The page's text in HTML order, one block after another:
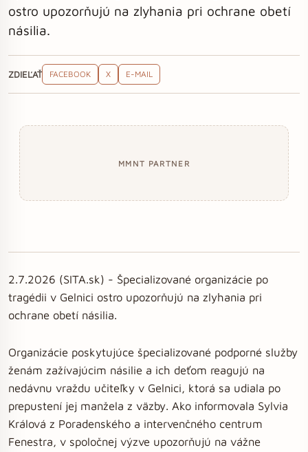
ostro upozorňujú na zlyhania pri ochrane obetí
násilia.
ZDIEĽAŤ FACEBOOK X E-MAIL
MMNT PARTNER
2.7.2026 (SITA.sk) - Špecializované organizácie po
tragédii v Gelnici ostro upozorňujú na zlyhania pri
ochrane obetí násilia.
Organizácie poskytujúce špecializované podporné služby
ženám zažívajúcim násilie a ich deťom reagujú na
nedávnu vraždu učiteľky v Gelnici, ktorá sa udiala po
prepustení jej manžela z väzby. Ako informovala Sylvia
Králová z Poradenského a intervenčného centrum
Fenestra, v spoločnej výzve upozorňujú na vážne